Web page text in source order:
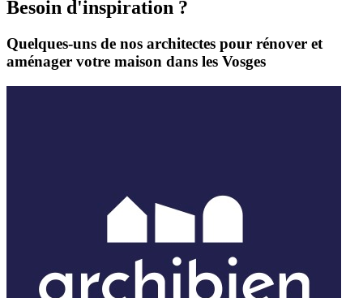
Besoin d'inspiration ?
Quelques-uns de nos architectes pour rénover et
aménager votre maison dans les Vosges